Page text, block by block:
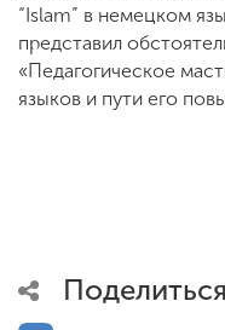
“Islam” в немецком
представил
«Педагогическое
языков и пути его
Поделиться